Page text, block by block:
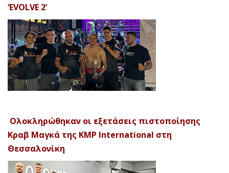
‘EVOLVE 2’
Ολοκληρώθηκαν οι εξετάσεις πιστοποίησης
Κραβ Μαγκά της KMP International στη
Θεσσαλονίκη